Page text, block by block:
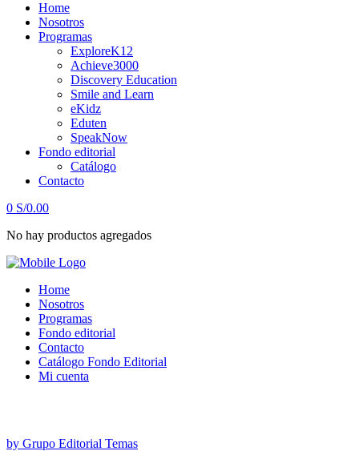
Home
Nosotros
Programas
ExploreK12
Achieve3000
Discovery Education
Smile and Learn
eKidz
Eduten
SpeakNow
Fondo editorial
Catálogo
Contacto
0 S/0.00
No hay productos agregados
Home
Nosotros
Programas
Fondo editorial
Contacto
Catálogo Fondo Editorial
Mi cuenta
by Grupo Editorial Temas